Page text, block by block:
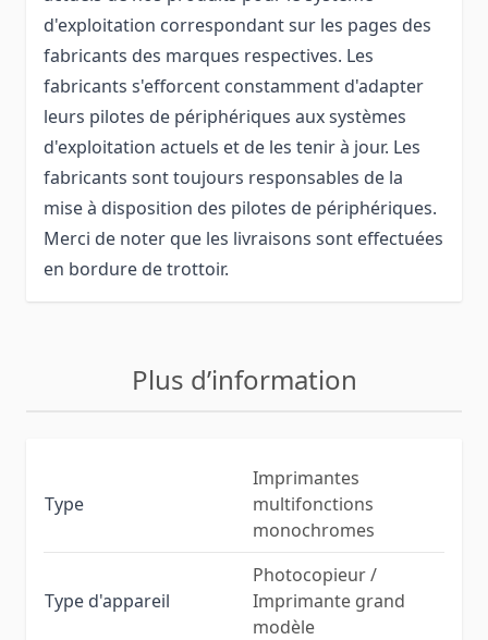
d'exploitation correspondant sur les pages des
fabricants des marques respectives. Les
fabricants s'efforcent constamment d'adapter
leurs pilotes de périphériques aux systèmes
d'exploitation actuels et de les tenir à jour. Les
fabricants sont toujours responsables de la
mise à disposition des pilotes de périphériques.
Merci de noter que les livraisons sont effectuées
en bordure de trottoir.
Plus d’information
Type
Imprimantes
multifonctions
monochromes
Type d'appareil
Photocopieur /
Imprimante grand
modèle